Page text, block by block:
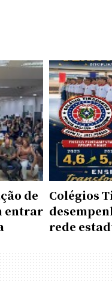
de
entrar
Colégios
rede